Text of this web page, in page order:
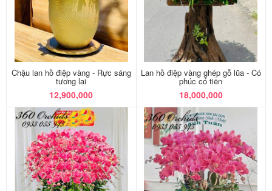
Chậu lan hồ điệp vàng - Rực sáng
tương lai
12,900,000
Lan hồ điệp vàng ghép gỗ lũa - Có
phúc có tiền
18,000,000